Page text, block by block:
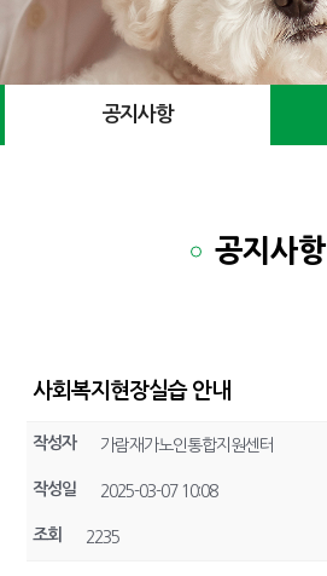
공지사항
공지사항
사회복지현장실습 안내
작성자 가람재가노인통합지원센터
작성일 2025-03-07 10:08
조회 2235